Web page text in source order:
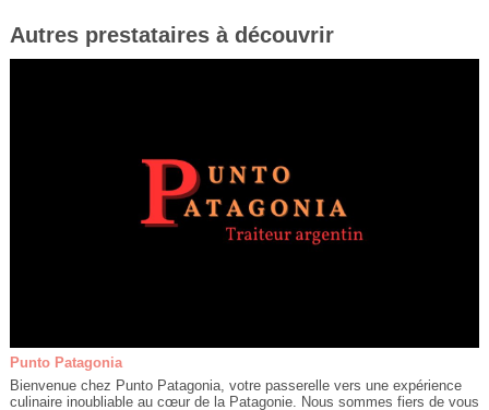
Autres prestataires à découvrir
Punto Patagonia
Bienvenue chez Punto Patagonia, votre passerelle vers une expérience
culinaire inoubliable au cœur de la Patagonie. Nous sommes fiers de vous